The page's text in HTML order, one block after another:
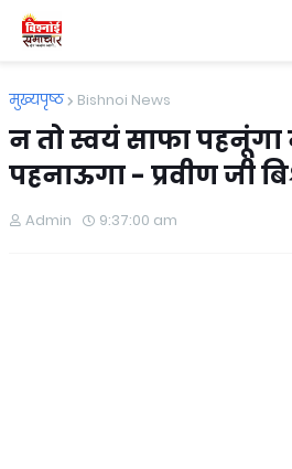
मुख्यपृष्ठ Bishnoi News
न तो स्वयं साफा पहनूंगा
पहनाऊगा - प्रवीण जी
Admin 9:37:00 am